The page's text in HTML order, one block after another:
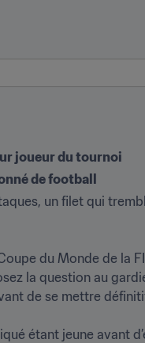
joueur du tournoi
de football
un filet qui
du Monde de la
la question au
de se mettre
étant jeune avant